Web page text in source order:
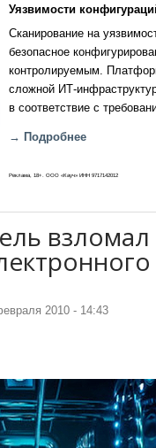
Уязвимости
Сканирование на
безопасное
контролируемым.
сложной ИТ-
в соответствие с
→ Подробнее
Реклама, 18+. ООО «Кауч» ИНН 9717142012
2010 - 14:43